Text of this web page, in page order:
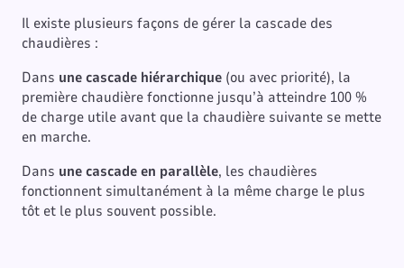
Il existe plusieurs façons de gérer la cascade des
chaudières :
Dans une cascade hiérarchique (ou avec priorité), la
première chaudière fonctionne jusqu’à atteindre 100 %
de charge utile avant que la chaudière suivante se mette
en marche.
Dans une cascade en parallèle, les chaudières
fonctionnent simultanément à la même charge le plus
tôt et le plus souvent possible.